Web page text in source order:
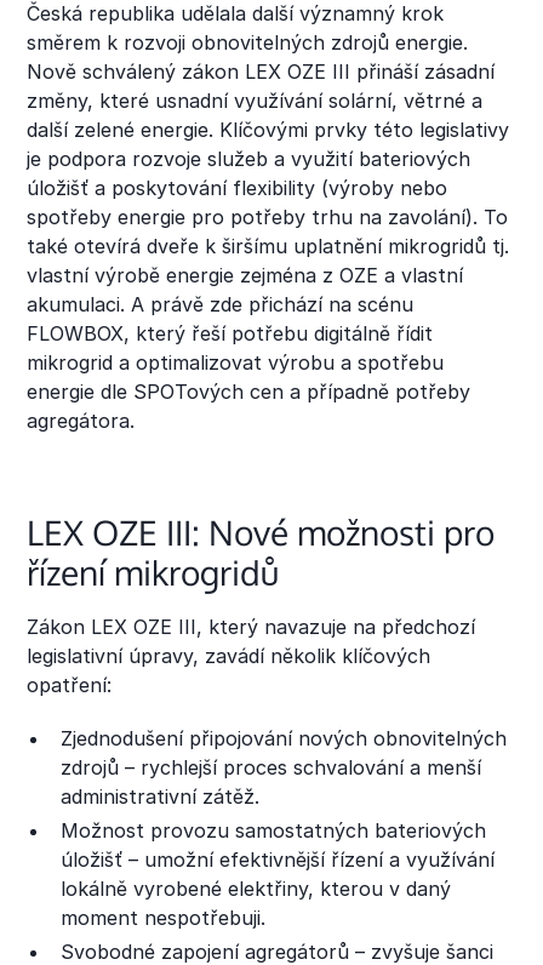
Česká republika udělala další významný krok
směrem k rozvoji obnovitelných zdrojů energie.
Nově schválený zákon LEX OZE III přináší zásadní
změny, které usnadní využívání solární, větrné a
další zelené energie. Klíčovými prvky této legislativy
je podpora rozvoje služeb a využití bateriových
úložišť a poskytování flexibility (výroby nebo
spotřeby energie pro potřeby trhu na zavolání). To
také otevírá dveře k širšímu uplatnění mikrogridů tj.
vlastní výrobě energie zejména z OZE a vlastní
akumulaci. A právě zde přichází na scénu
FLOWBOX, který řeší potřebu digitálně řídit
mikrogrid a optimalizovat výrobu a spotřebu
energie dle SPOTových cen a případně potřeby
agregátora.
LEX OZE III: Nové možnosti pro
řízení mikrogridů
Zákon LEX OZE III, který navazuje na předchozí
legislativní úpravy, zavádí několik klíčových
opatření:
Zjednodušení připojování nových obnovitelných
zdrojů – rychlejší proces schvalování a menší
administrativní zátěž.
Možnost provozu samostatných bateriových
úložišť – umožní efektivnější řízení a využívání
lokálně vyrobené elektřiny, kterou v daný
moment nespotřebuji.
Svobodné zapojení agregátorů – zvyšuje šanci